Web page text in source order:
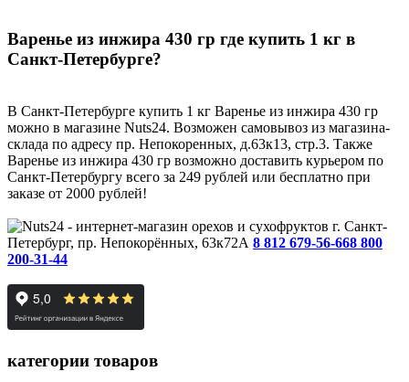
Варенье из инжира 430 гр где купить 1 кг в
Санкт-Петербурге?
В Санкт-Петербурге купить 1 кг Варенье из инжира 430 гр
можно в магазине Nuts24. Возможен самовывоз из магазина-
склада по адресу пр. Непокоренных, д.63к13, стр.3. Также
Варенье из инжира 430 гр возможно доставить курьером по
Санкт-Петербургу всего за 249 рублей или бесплатно при
заказе от 2000 рублей!
г. Санкт-
Петербург, пр. Непокорённых, 63к72А 8 812 679-56-668 800
200-31-44
категории товаров